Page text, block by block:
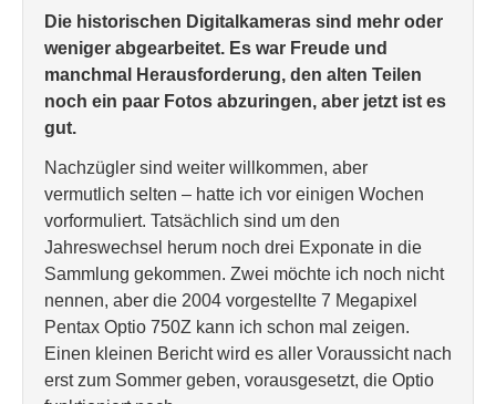
Die historischen Digitalkameras sind mehr oder
weniger abgearbeitet. Es war Freude und
manchmal Herausforderung, den alten Teilen
noch ein paar Fotos abzuringen, aber jetzt ist es
gut.
Nachzügler sind weiter willkommen, aber
vermutlich selten – hatte ich vor einigen Wochen
vorformuliert. Tatsächlich sind um den
Jahreswechsel herum noch drei Exponate in die
Sammlung gekommen. Zwei möchte ich noch nicht
nennen, aber die 2004 vorgestellte 7 Megapixel
Pentax Optio 750Z kann ich schon mal zeigen.
Einen kleinen Bericht wird es aller Voraussicht nach
erst zum Sommer geben, vorausgesetzt, die Optio